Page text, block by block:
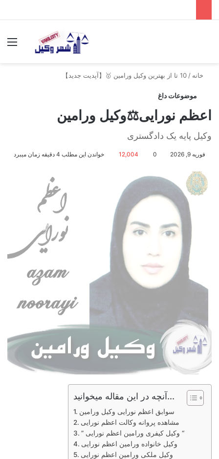
خانه / 10 تا از بهترین وکیل ورامین 🥇【آپدیت جدید】
موضوعات داغ
اعظم نورایی⚖️وکیل ورامین
وکیل پایه یک دادگستری
فوریه 9, 2026 0
12,004 خواندن این مطلب 4 دقیقه زمان میبرد
آنچه در این مقاله میخوانید...
سوابق اعظم نورایی وکیل ورامین
مشاهده پروانه وکالت اعظم نورایی
” وکیل کیفری ورامین اعظم نورایی “
وکیل خانواده ورامین اعظم نورایی
وکیل ملکی ورامین اعظم نورایی